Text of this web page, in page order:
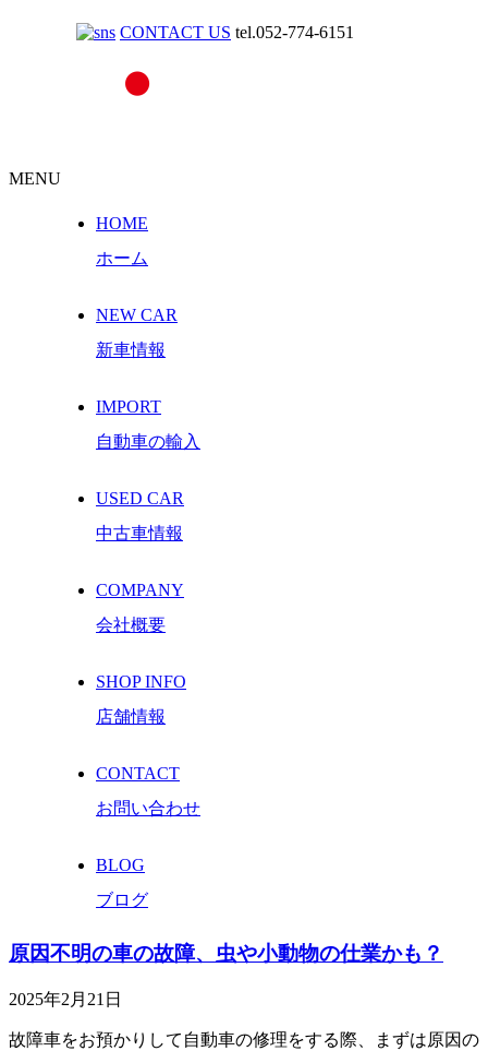
CONTACT US tel.052-774-6151
MENU
HOME
ホーム
NEW CAR
新車情報
IMPORT
自動車の輸入
USED CAR
中古車情報
COMPANY
会社概要
SHOP INFO
店舗情報
CONTACT
お問い合わせ
BLOG
ブログ
原因不明の車の故障、虫や小動物の仕業かも？
2025年2月21日
故障車をお預かりして自動車の修理をする際、まずは原因の